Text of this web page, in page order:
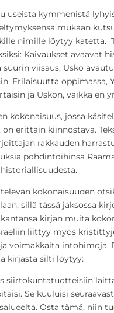
useista kymmenistä
mukaan
nimille löytyy katetta.
Kaivaukset avaavat
suurin viisaus, Usko
Erilaisuutta oppimassa,
ja Uskon, vaikka en
kokonaisuus, jossa
on erittäin kiinnostava.
rakkauden
pohdintoihinsa
kokonaisuuden
sillä tässä jaksossa
kirjan muita
liittyy myös
voimakkaita intohimoja.
kirjasta silti löytyy:
siirtokuntatuotteisiin
Se kuuluisi
Osta tämä, niin